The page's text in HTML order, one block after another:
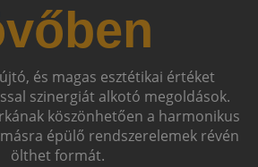
és magas esztétikai értéket
szinergiát alkotó megoldások.
köszönhetően a harmonikus
épülő rendszerelemek révén
ölthet formát.